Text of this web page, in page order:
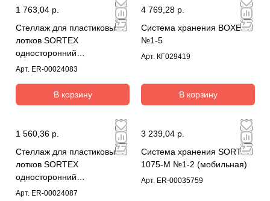
1 763,04 р.
Стеллаж для пластиковых
лотков SORTEX
односторонний
1800x1000x450.03
Арт. ER-00024083
В корзину
4 769,28 р.
Система хранения BOXES
№1-5
Арт. КГ029419
В корзину
1 560,36 р.
Стеллаж для пластиковых
лотков SORTEX
односторонний
1800x1000x450.05
Арт. ER-00024087
3 239,04 р.
Система хранения SORTEX
1075-M №1-2 (мобильная)
Арт. ER-00035759